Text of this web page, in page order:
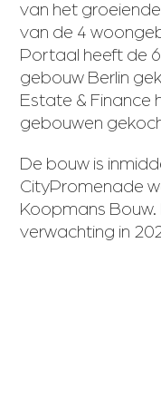
van het
van de 4
Portaal heeft de
gebouw Berlin
Estate & Finance
gebouwen
De bouw is
CityPromenade
Koopmans
verwachting in